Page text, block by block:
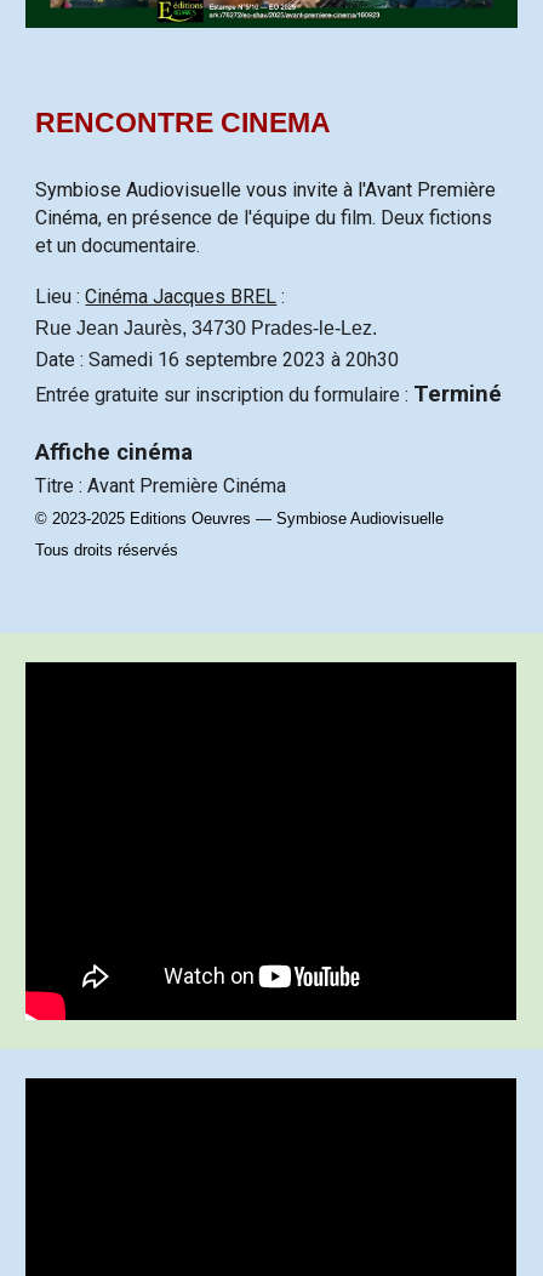
RENCONTRE CINEMA
Symbiose Audiovisuelle vous invite à l'Avant Première
Cinéma, en présence de l'équipe du film. Deux fictions
et un documentaire.
Lieu :Cinéma Jacques BREL :
Rue Jean Jaurès, 34730 Prades-le-Lez.
Date : Samedi 16 septembre 2023 à 20h30
Entrée gratuite sur inscription du formulaire : Terminé
Affiche cinéma
Titre : Avant Première Cinéma
© 2023-2025 Editions Oeuvres — Symbiose Audiovisuelle
Tous droits réservés